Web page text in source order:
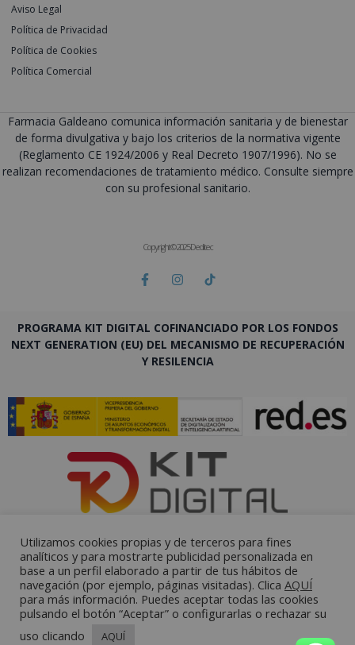
Aviso Legal
Política de Privacidad
Política de Cookies
Política Comercial
Farmacia Galdeano comunica información sanitaria y de bienestar
de forma divulgativa y bajo los criterios de la normativa vigente
(Reglamento CE 1924/2006 y Real Decreto 1907/1996). No se
realizan recomendaciones de tratamiento médico. Consulte siempre
con su profesional sanitario.
Copyright © 2025 Deditec
PROGRAMA KIT DIGITAL COFINANCIADO POR LOS FONDOS
NEXT GENERATION (EU) DEL MECANISMO DE RECUPERACIÓN
Y RESILENCIA
Utilizamos cookies propias y de terceros para fines
analíticos y para mostrarte publicidad personalizada en
base a un perfil elaborado a partir de tus hábitos de
navegación (por ejemplo, páginas visitadas). Clica AQUÍ
para más información. Puedes aceptar todas las cookies
pulsando el botón “Aceptar” o configurarlas o rechazar su
uso clicando
AQUÍ